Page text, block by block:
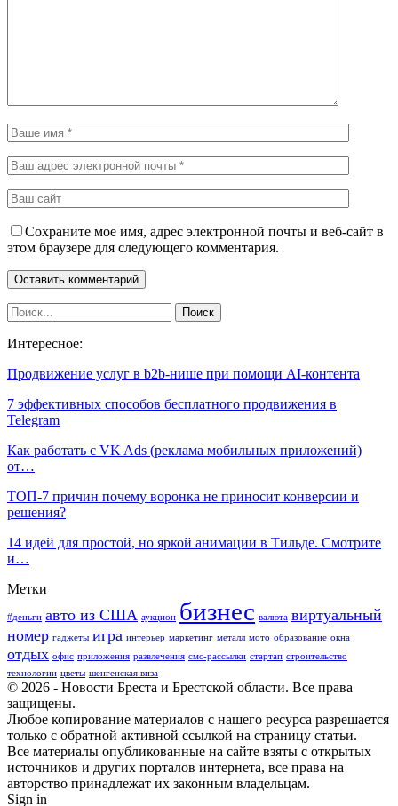
Сохраните мое имя, адрес электронной почты и веб-сайт в
этом браузере для следующего комментария.
Интересное:
Продвижение услуг в b2b-нише при помощи AI-контента
7 эффективных способов бесплатного продвижения в
Telegram
Как работать с VK Ads (реклама мобильных приложений)
от…
ТОП-7 причин почему воронка не приносит конверсии и
решения?
14 идей для простой, но яркой анимации в Тильде. Смотрите
и…
Метки
#деньги авто из США аукцион бизнес валюта виртуальный
номер гаджеты игра интерьер маркетинг металл мото образование окна
отдых офис приложения развлечения смс-рассылки стартап строительство
технологии цветы шенгенская виза
© 2026 - Новости Бреста и Брестской области. Все права
защищены.
Любое копирование материалов с нашего ресурса разрешается
только с обратной активной ссылкой на страницу статьи.
Все материалы опубликованные на сайте взяты с открытых
источников и других порталов интернета, все права на
авторство принадлежат их законным владельцам.
Sign in